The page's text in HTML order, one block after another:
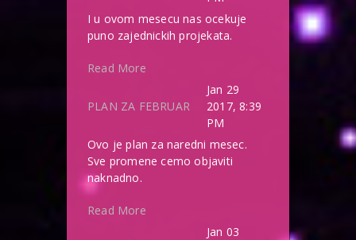
I u ovom mesecu nas ocekuje
puno zajednickih projekata.
Read More
PLAN ZA FEBRUAR
Jan 29
2017, 8:39
PM
Ovo je plan za naredni mesec.
Sve promene cemo objaviti
naknadno.
Read More
Jan 03